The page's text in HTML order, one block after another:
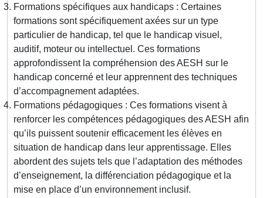
Formations spécifiques aux handicaps : Certaines
formations sont spécifiquement axées sur un type
particulier de handicap, tel que le handicap visuel,
auditif, moteur ou intellectuel. Ces formations
approfondissent la compréhension des AESH sur le
handicap concerné et leur apprennent des techniques
d’accompagnement adaptées.
Formations pédagogiques : Ces formations visent à
renforcer les compétences pédagogiques des AESH afin
qu’ils puissent soutenir efficacement les élèves en
situation de handicap dans leur apprentissage. Elles
abordent des sujets tels que l’adaptation des méthodes
d’enseignement, la différenciation pédagogique et la
mise en place d’un environnement inclusif.